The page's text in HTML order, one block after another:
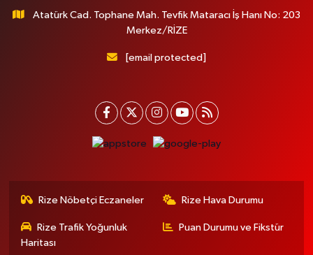
Atatürk Cad. Tophane Mah. Tevfik Mataracı İş Hanı No: 203
Merkez/RİZE
[email protected]
Rize Nöbetçi Eczaneler Rize Hava Durumu
Rize Trafik Yoğunluk
Haritası
Puan Durumu ve Fikstür